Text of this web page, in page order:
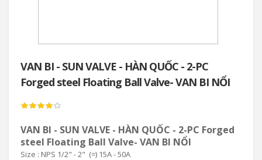
VAN BI - SUN VALVE - HÀN QUỐC - 2-PC
Forged steel Floating Ball Valve- VAN BI NỔI
VAN BI - SUN VALVE - HÀN QUỐC - 2-PC Forged
steel Floating Ball Valve- VAN BI NỔI
Size : NPS 1/2" - 2" (=) 15A - 50A